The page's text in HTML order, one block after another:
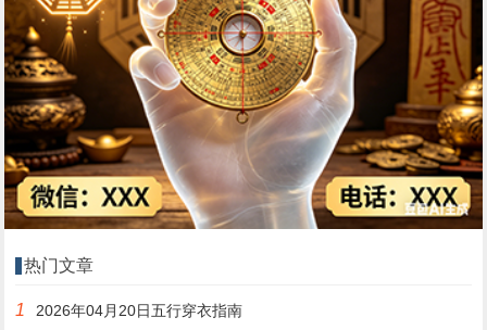
热门文章
1 2026年04月20日五行穿衣指南